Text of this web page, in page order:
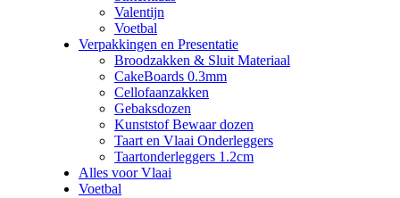
Valentijn
Voetbal
Verpakkingen en Presentatie
Broodzakken & Sluit Materiaal
CakeBoards 0.3mm
Cellofaanzakken
Gebaksdozen
Kunststof Bewaar dozen
Taart en Vlaai Onderleggers
Taartonderleggers 1.2cm
Alles voor Vlaai
Voetbal